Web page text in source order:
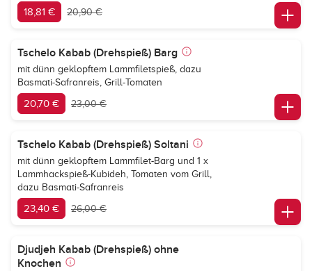
18,81 € 20,90 €
Tschelo Kabab (Drehspieß) Barg
mit dünn geklopftem Lammfiletspieß, dazu
Basmati-Safranreis, Grill-Tomaten
20,70 € 23,00 €
Tschelo Kabab (Drehspieß) Soltani
mit dünn geklopftem Lammfilet-Barg und 1 x
Lammhackspieß-Kubideh, Tomaten vom Grill,
dazu Basmati-Safranreis
23,40 € 26,00 €
Djudjeh Kabab (Drehspieß) ohne
Knochen